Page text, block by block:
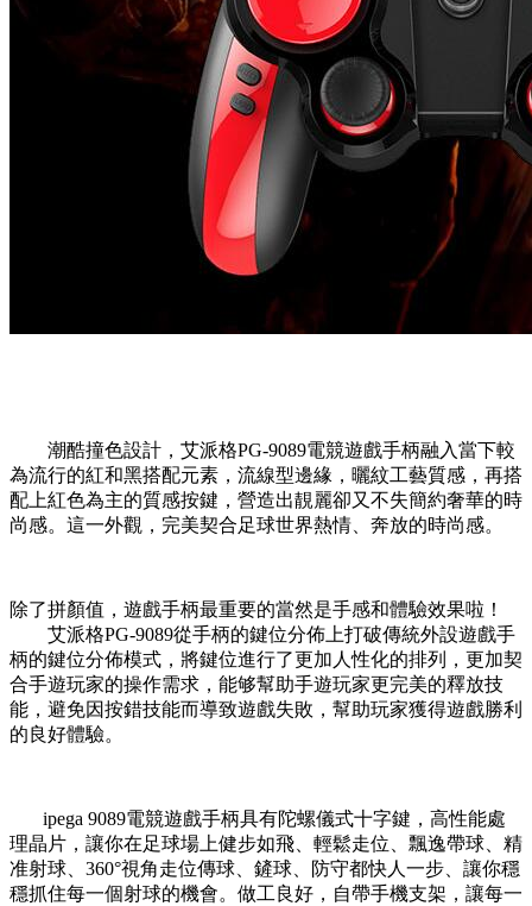
潮酷撞色設計，艾派格PG-9089電競遊戲手柄融入當下較
為流行的紅和黑搭配元素，流線型邊緣，曬紋工藝質感，再搭
配上紅色為主的質感按鍵，營造出靚麗卻又不失簡約奢華的時
尚感。這一外觀，完美契合足球世界熱情、奔放的時尚感。
除了拼顏值，遊戲手柄最重要的當然是手感和體驗效果啦！
艾派格PG-9089從手柄的鍵位分佈上打破傳統外設遊戲手
柄的鍵位分佈模式，將鍵位進行了更加人性化的排列，更加契
合手遊玩家的操作需求，能够幫助手遊玩家更完美的釋放技
能，避免因按錯技能而導致遊戲失敗，幫助玩家獲得遊戲勝利
的良好體驗。
ipega 9089電競遊戲手柄具有陀螺儀式十字鍵，高性能處
理晶片，讓你在足球場上健步如飛、輕鬆走位、飄逸帶球、精
准射球、360°視角走位傳球、鏟球、防守都快人一步、讓你穩
穩抓住每一個射球的機會。做工良好，自帶手機支架，讓每一